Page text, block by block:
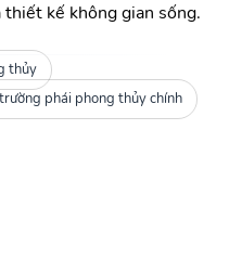
kế không gian sống.
thủy
phái phong thủy chính